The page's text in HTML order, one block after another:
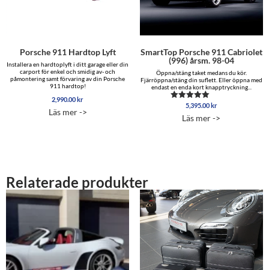
Porsche 911 Hardtop Lyft
Installera en hardtoplyft i ditt garage eller din
carport för enkel och smidig av- och
påmontering samt förvaring av din Porsche
911 hardtop!
2,990.00kr
Läs mer ->
SmartTop Porsche 911 Cabriolet
(996) årsm. 98-04
Öppna/stäng taket medans du kör.
Fjärröppna/stäng din suflett. Eller öppna med
endast en enda kort knapptryckning...
Betygsatt
av 5
5,395.00kr
Läs mer ->
Relaterade produkter